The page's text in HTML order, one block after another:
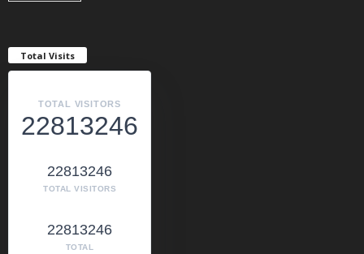
Total Visits
TOTAL VISITORS
22813246
22813246
TOTAL VISITORS
22813246
TOTAL